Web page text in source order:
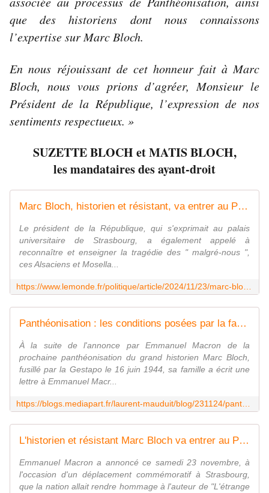
que des historiens dont nous connaissons
l’expertise sur Marc Bloch.
En nous réjouissant de cet honneur fait à Marc
Bloch, nous vous prions d’agréer, Monsieur le
Président de la République, l’expression de nos
sentiments respectueux. »
SUZETTE BLOCH et MATIS BLOCH,
les mandataires des ayant-droit
Marc Bloch, historien et résistant, va entrer au Panthéon, annonce Emmanuel Macron
Le président de la République, qui s'exprimait au palais
universitaire de Strasbourg, a également appelé à
reconnaître et enseigner la tragédie des " malgré-nous ",
ces Alsaciens et Mosella...
Panthéonisation : les conditions posées par la famille de Marc Bloch
À la suite de l'annonce par Emmanuel Macron de la
prochaine panthéonisation du grand historien Marc Bloch,
fusillé par la Gestapo le 16 juin 1944, sa famille a écrit une
lettre à Emmanuel Macr...
L'historien et résistant Marc Bloch va entrer au Panthéon
Emmanuel Macron a annoncé ce samedi 23 novembre, à
l'occasion d'un déplacement commémoratif à Strasbourg,
que la nation allait rendre hommage à l'auteur de "L'étrange